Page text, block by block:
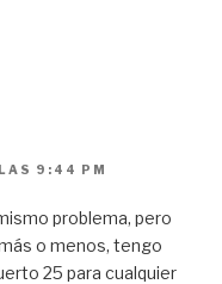
9:44 PM
problema, pero
o menos, tengo
25 para cualquier